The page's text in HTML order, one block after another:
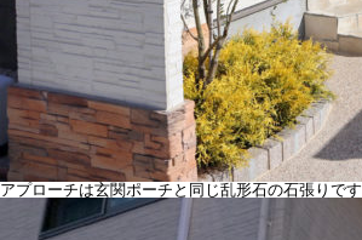
アプローチは玄関ポーチと同じ乱形石の石張りです